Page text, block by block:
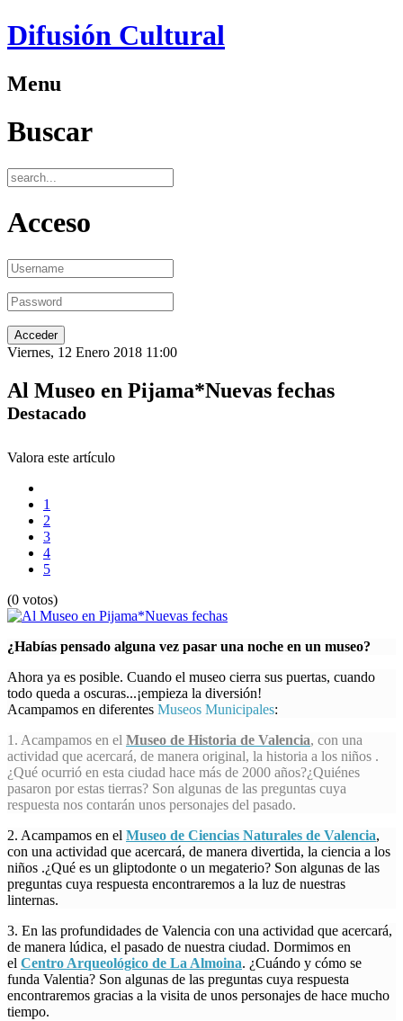
Difusión Cultural
Menu
Buscar
Acceso
Viernes, 12 Enero 2018 11:00
Al Museo en Pijama*Nuevas fechas
Destacado
Valora este artículo
1
2
3
4
5
(0 votos)
¿Habías pensado alguna vez pasar una noche en un museo?
Ahora ya es posible. Cuando el museo cierra sus puertas, cuando
todo queda a oscuras...¡empieza la diversión!
Acampamos en diferentes Museos Municipales:
1. Acampamos en el Museo de Historia de Valencia, con una
actividad que acercará, de manera original, la historia a los niños .
¿Qué ocurrió en esta ciudad hace más de 2000 años?¿Quiénes
pasaron por estas tierras? Son algunas de las preguntas cuya
respuesta nos contarán unos personajes del pasado.
2. Acampamos en el Museo de Ciencias Naturales de Valencia,
con una actividad que acercará, de manera divertida, la ciencia a los
niños .¿Qué es un gliptodonte o un megaterio? Son algunas de las
preguntas cuya respuesta encontraremos a la luz de nuestras
linternas.
3. En las profundidades de Valencia con una actividad que acercará,
de manera lúdica, el pasado de nuestra ciudad. Dormimos en
el Centro Arqueológico de La Almoina. ¿Cuándo y cómo se
funda Valentia? Son algunas de las preguntas cuya respuesta
encontraremos gracias a la visita de unos personajes de hace mucho
tiempo.